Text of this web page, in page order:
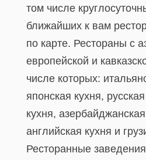
том числе
ближайших к вам
по карте. Рестораны с
европейской и
числе которых:
японская кухня,
кухня,
английская кухня и
Ресторанные